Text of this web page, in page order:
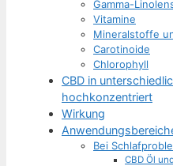
Gamma-
Vitamine
Mineralstoffe
Carotinoide
Chlorophyll
CBD in
hochkonzentriert
Wirkung
Bei
CBD Öl